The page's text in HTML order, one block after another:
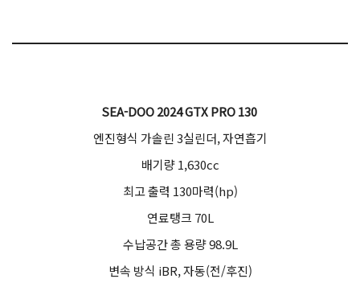
SEA-DOO 2024 GTX PRO 130
엔진형식 가솔린 3실린더, 자연흡기
배기량 1,630cc
최고 출력 130마력(hp)
연료탱크 70L
수납공간 총 용량 98.9L
변속 방식 iBR, 자동(전/후진)